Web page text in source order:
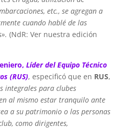
etc., se agregan a
cuando hablé de las
(NdR: Ver nuestra edición
Líder del Equipo Técnico
(RUS), especificó que en RUS,
integrales para clubes
al mismo estar tranquilo ante
a su patrimonio o las personas
como dirigentes,